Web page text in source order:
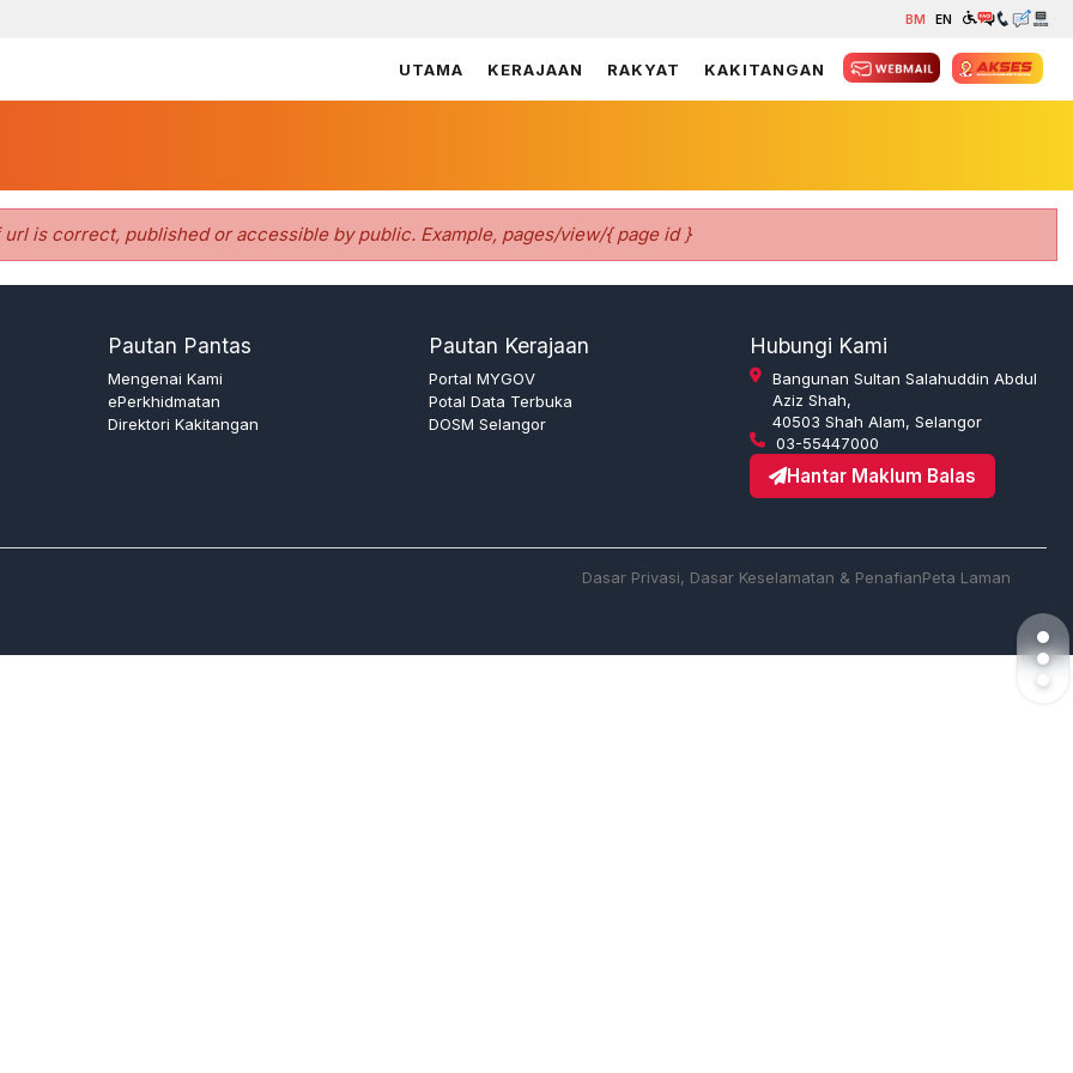
BM EN
UTAMA KERAJAAN RAKYAT KAKITANGAN
is correct, published or accessible by public. Example, pages/view/{ page id }
Pautan Pantas
Mengenai Kami
ePerkhidmatan
Direktori Kakitangan
Pautan Kerajaan
Portal MYGOV
Potal Data Terbuka
DOSM Selangor
Hubungi Kami
Bangunan Sultan Salahuddin Abdul
Aziz Shah,
40503 Shah Alam, Selangor
03-55447000
Hantar Maklum Balas
Dasar Privasi, Dasar Keselamatan & PenafianPeta Laman